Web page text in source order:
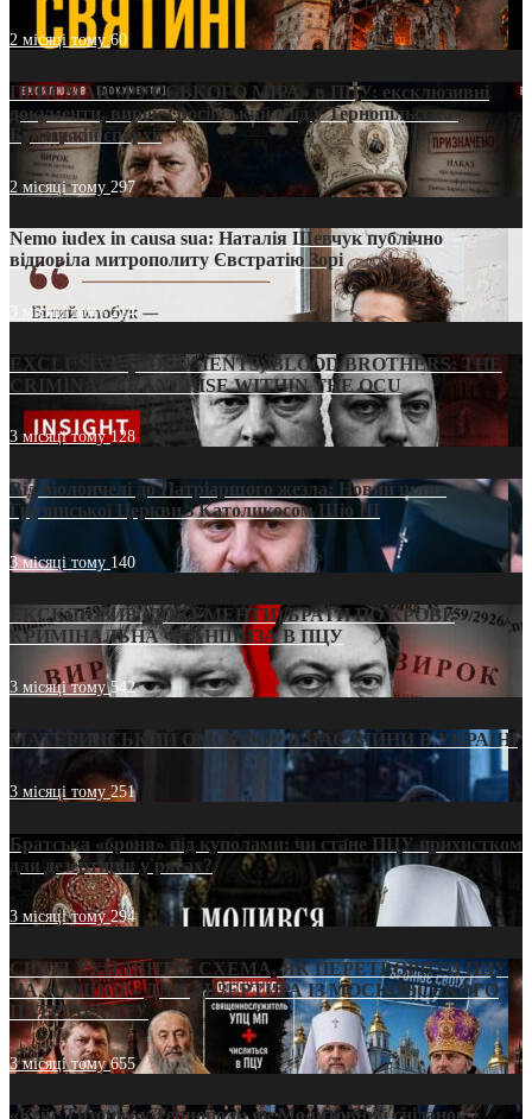
2 місяці тому60
ПРИСМАК «РУССЬКОГО МІРА» в ПЦУ: ексклюзивні
документи, вирок і російський слід у Тернопільсько-
Бучацькій єпархії
2 місяці тому 297
Nemo iudex in causa sua: Наталія Шевчук публічно
відповіла митрополиту Євстратію Зорі
3 місяці тому214
EXCLUSIVE (DOCUMENTS)/BLOOD BROTHERS: THE
CRIMINAL FRANCHISE WITHIN THE OCU
3 місяці тому128
Від віолончелі до Патріаршого жезла: Новий шлях
Грузинської Церкви з Католикосом Шіо III
3 місяці тому 140
ЕКСКЛЮЗИВ (ДОКУМЕНТИ)/БРАТИ ПО КРОВІ:
КРИМІНАЛЬНА ФРАНШИЗА В ПЦУ
3 місяці тому542
МАТЕРИНСЬКИЙ ОМОРФОР В ЧАС ВІЙНИ В УКРАЇНІ
3 місяці тому251
Братська «броня» під куполами: чи стане ПЦУ прихистком
для дезертирів у рясах?
3 місяці тому294
СВЯТІ УХИЛЯНТИ: СХЕМА, ЯК ПЕРЕТВОРИТИ ПЦУ
НА «ОФШОР» ДЛЯ ДЕЗЕРТИРА ІЗ МОСКОВСЬКОГО
ПАТРІАРХАТУ
3 місяці тому655